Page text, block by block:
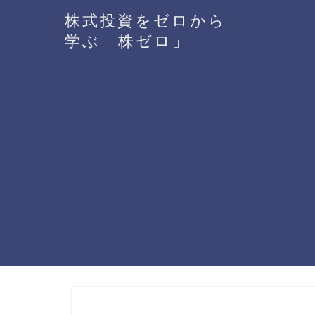
株式投資をゼロから
学ぶ「株ゼロ」